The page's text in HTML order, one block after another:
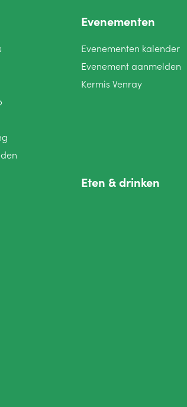
Evenementen
Evenementen kalender
Evenement aanmelden
Kermis Venray
Eten &drinken